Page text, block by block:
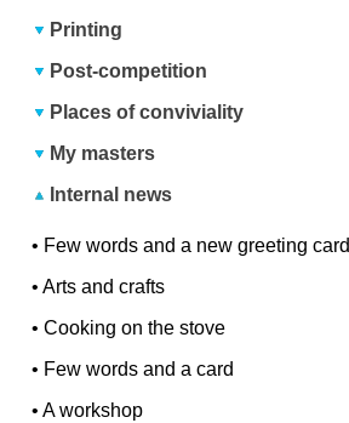
Printing
Post-competition
Places of conviviality
My masters
Internal news
• Few words and a new greeting card
•Arts and crafts
•Cooking on the stove
• Few words and a card
•A workshop